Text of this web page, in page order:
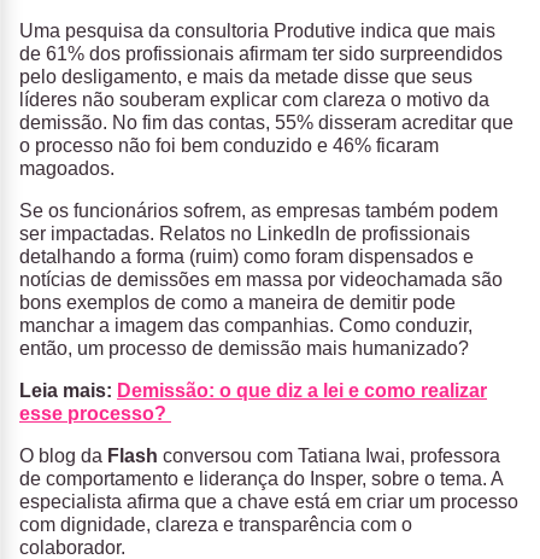
Uma pesquisa da consultoria Produtive indica que mais
de 61% dos profissionais afirmam ter sido surpreendidos
pelo desligamento, e mais da metade disse que seus
líderes não souberam explicar com clareza o motivo da
demissão. No fim das contas, 55% disseram acreditar que
o processo não foi bem conduzido e 46% ficaram
magoados.
Se os funcionários sofrem, as empresas também podem
ser impactadas. Relatos no LinkedIn de profissionais
detalhando a forma (ruim) como foram dispensados e
notícias de demissões em massa por videochamada são
bons exemplos de como a maneira de demitir pode
manchar a imagem das companhias. Como conduzir,
então, um processo de demissão mais humanizado?
Leia mais: Demissão: o que diz a lei e como realizar
esse processo?
O blog da Flash conversou com Tatiana Iwai, professora
de comportamento e liderança do Insper, sobre o tema. A
especialista afirma que a chave está em criar um processo
com dignidade, clareza e transparência com o
colaborador.